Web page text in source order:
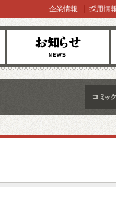
お知らせ
企業情報 採用情